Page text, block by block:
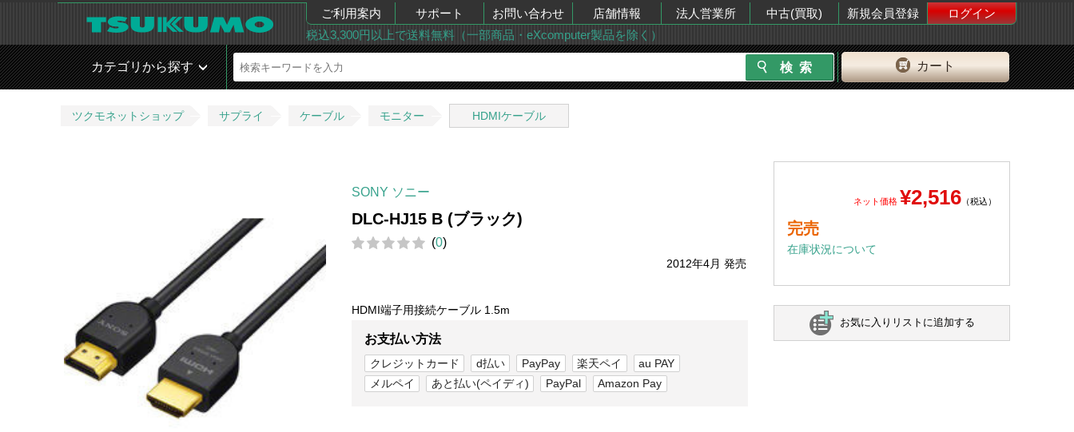
ご利用案内 サポート お問い合わせ 店舗情報 法人営業所 中古(買取) 新規会員登録
ログイン
税込3,300円以上で送料無料（一部商品・eXcomputer製品を除く）
カート
カテゴリから探す
ツクモネットショップ サプライ ケーブル モニター HDMIケーブル
SONY ソニー
DLC-HJ15 B (ブラック)
(0)
2012年4月 発売
HDMI端子用接続ケーブル 1.5m
お支払い方法
クレジットカード d払い PayPay 楽天ペイ
au PAY
メルペイ
あと払い(ペイディ) PayPal Amazon Pay
ネット価格 ¥2,516 （税込）
完売
在庫状況について
お気に入りリストに追加する